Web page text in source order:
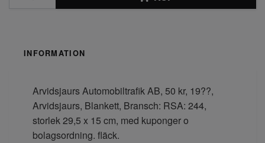
INFORMATION
Arvidsjaurs Automobiltrafik AB, 50 kr, 19??,
Arvidsjaurs, Blankett, Bransch: RSA: 244,
storlek 29,5 x 15 cm, med kuponger o
bolagsordning. fläck.